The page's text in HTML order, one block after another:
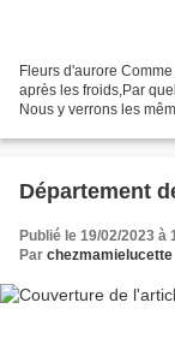
Fleurs d'aurore
après les froids,Par
Nous y verrons les
Département
Publié le 19/02/2023 à
Par chezmamielucette